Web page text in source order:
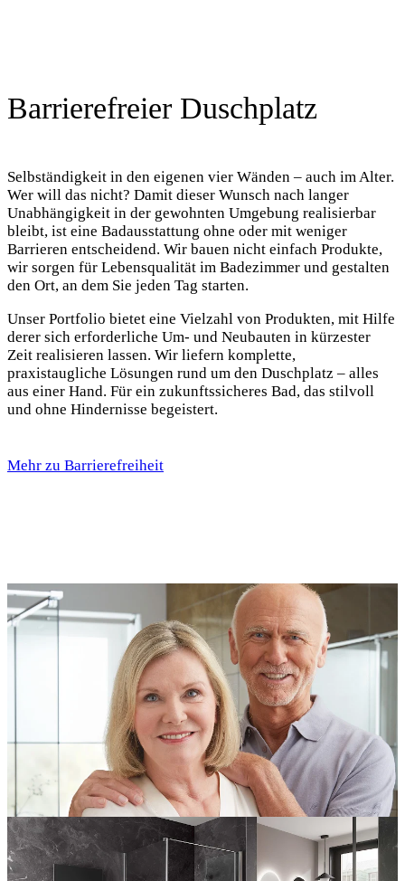
Barrierefreier Duschplatz
Selbständigkeit in den eigenen vier Wänden – auch im Alter.
Wer will das nicht? Damit dieser Wunsch nach langer
Unabhängigkeit in der gewohnten Umgebung realisierbar
bleibt, ist eine Badausstattung ohne oder mit weniger
Barrieren entscheidend. Wir bauen nicht einfach Produkte,
wir sorgen für Lebensqualität im Badezimmer und gestalten
den Ort, an dem Sie jeden Tag starten.
Unser Portfolio bietet eine Vielzahl von Produkten, mit Hilfe
derer sich erforderliche Um- und Neubauten in kürzester
Zeit realisieren lassen. Wir liefern komplette,
praxistaugliche Lösungen rund um den Duschplatz – alles
aus einer Hand. Für ein zukunftssicheres Bad, das stilvoll
und ohne Hindernisse begeistert.
Mehr zu Barrierefreiheit